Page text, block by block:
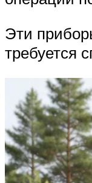
Эти
требуется